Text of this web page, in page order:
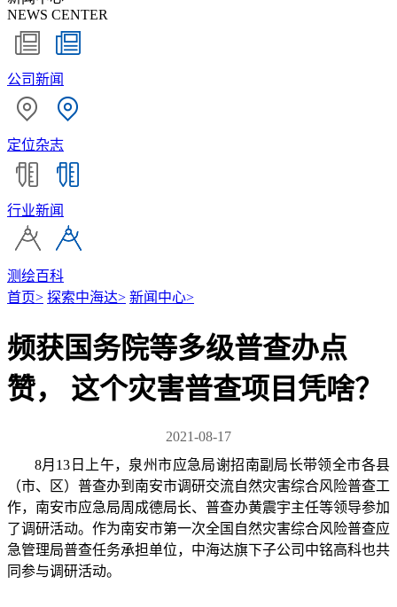
NEWS CENTER
公司新闻
定位杂志
行业新闻
测绘百科
首页> 探索中海达> 新闻中心>
频获国务院等多级普查办点
赞， 这个灾害普查项目凭啥？
2021-08-17
8月13日上午，泉州市应急局谢招南副局长带领全市各县
（市、区）普查办到南安市调研交流自然灾害综合风险普查工
作，南安市应急局周成德局长、普查办黄震宇主任等领导参加
了调研活动。作为南安市第一次全国自然灾害综合风险普查应
急管理局普查任务承担单位，中海达旗下子公司中铭高科也共
同参与调研活动。